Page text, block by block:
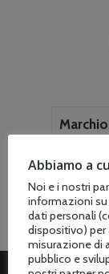
Marchio
Abbiamo a
Noi e i nostri
informazioni
dati personali
dispositivo)
misurazione di
pubblico e